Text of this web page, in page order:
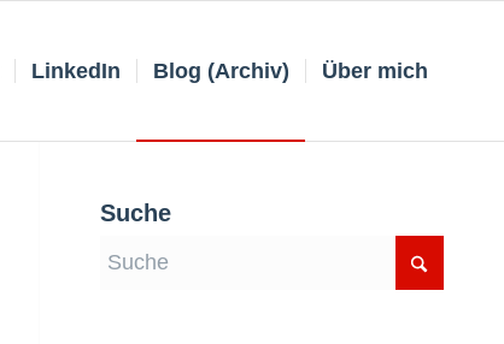
LinkedIn Blog (Archiv) Über mich
Suche